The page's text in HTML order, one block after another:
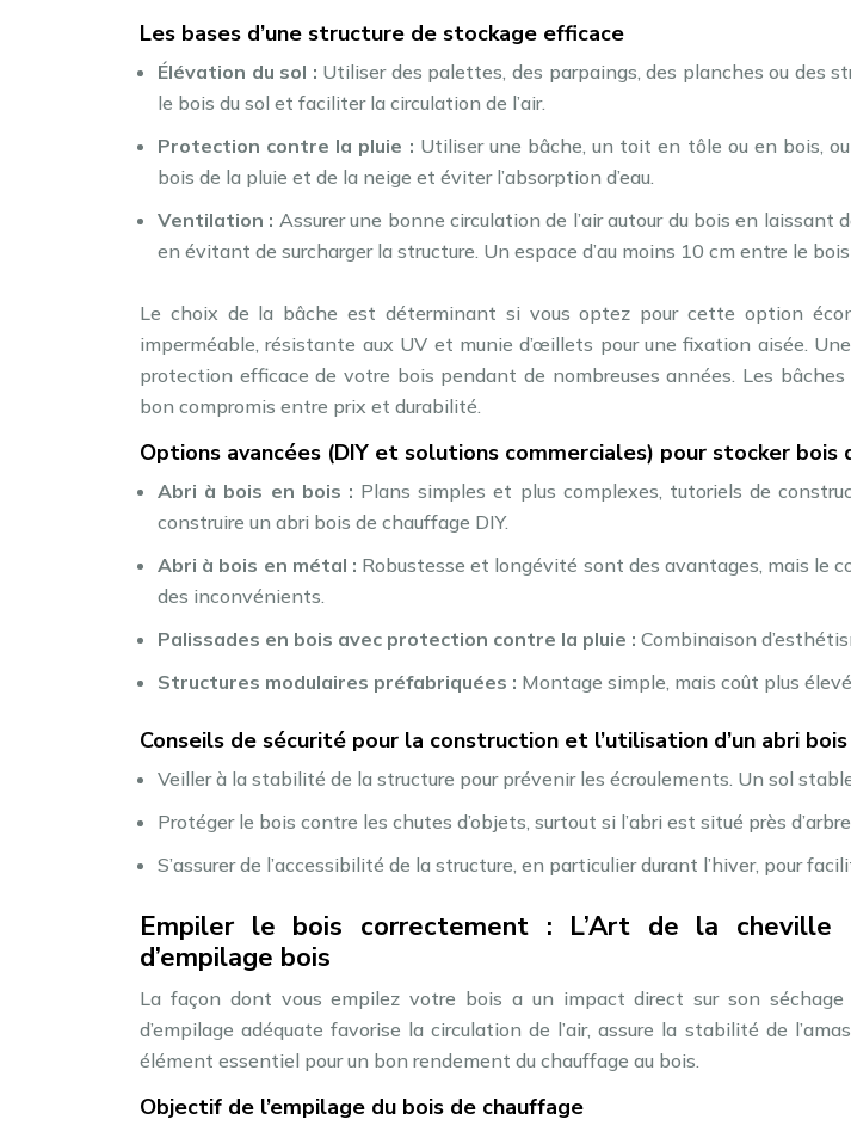
Les bases d’une structure de stockage efficace
Élévation du sol : Utiliser des palettes, des parpaings, des planches ou des
le bois du sol et faciliter la circulation de l’air.
Protection contre la pluie : Utiliser une bâche, un toit en tôle ou en bois,
bois de la pluie et de la neige et éviter l’absorption d’eau.
Ventilation : Assurer une bonne circulation de l’air autour du bois en laissant
en évitant de surcharger la structure. Un espace d’au moins 10 cm entre le
Le choix de la bâche est déterminant si vous optez pour cette option
imperméable, résistante aux UV et munie d’œillets pour une fixation aisée.
protection efficace de votre bois pendant de nombreuses années. Les
bon compromis entre prix et durabilité.
Options avancées (DIY et solutions commerciales) pour stocker bois
Abri à bois en bois : Plans simples et plus complexes, tutoriels de
construire un abri bois de chauffage DIY.
Abri à bois en métal : Robustesse et longévité sont des avantages, mais le
des inconvénients.
Palissades en bois avec protection contre la pluie : Combinaison
Structures modulaires préfabriquées : Montage simple, mais coût plus
Conseils de sécurité pour la construction et l’utilisation d’un abri bois
Veiller à la stabilité de la structure pour prévenir les écroulements. Un sol
Protéger le bois contre les chutes d’objets, surtout si l’abri est situé près
S’assurer de l’accessibilité de la structure, en particulier durant l’hiver, pour
Empiler le bois correctement : L’Art de la cheville
d’empilage bois
La façon dont vous empilez votre bois a un impact direct sur son
d’empilage adéquate favorise la circulation de l’air, assure la stabilité de
élément essentiel pour un bon rendement du chauffage au bois.
Objectif de l’empilage du bois de chauffage